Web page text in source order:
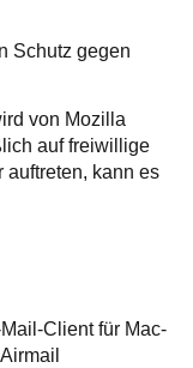
Schutz gegen
von Mozilla
auf freiwillige
kann es
Client für Mac-